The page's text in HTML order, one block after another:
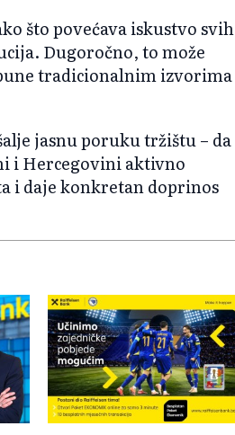
što povećava iskustvo svih
Dugoročno, to može
tradicionalnim izvorima
jasnu poruku tržištu – da
i Hercegovini aktivno
i daje konkretan doprinos